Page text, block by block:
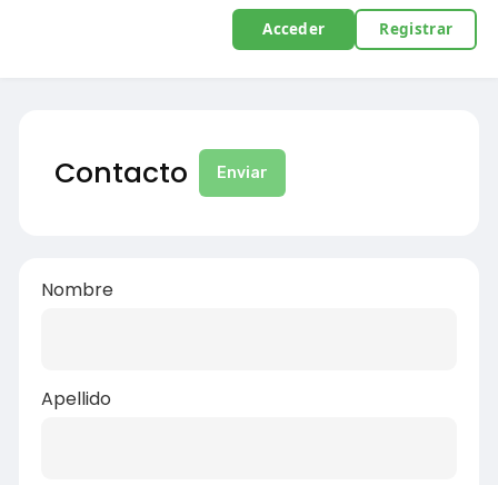
Acceder Registrar
Contacto Enviar
Nombre
Apellido